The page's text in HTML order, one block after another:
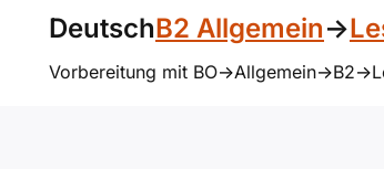
DeutschB2 Allgemein->
Vorbereitung mit BO->Allgemein->B2->